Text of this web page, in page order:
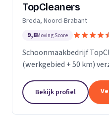
TopCleaners
Breda, Noord-Brabant
9,8Moving Score
Schoonmaakbedrijf
(werkgebied + 50 km)
enthousiaste en vak
leveren...
Bekijk profiel